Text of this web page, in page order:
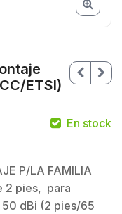
ETSI)
En stock
P/LA FAMILIA
2 pies, para
50 dBi (2 pies/65